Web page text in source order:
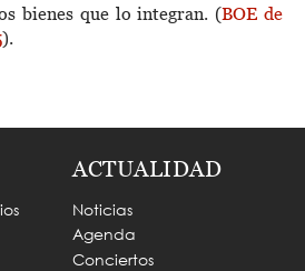
bienes que lo integran. (BOE de
).
ACTUALIDAD
Noticias
Agenda
Conciertos